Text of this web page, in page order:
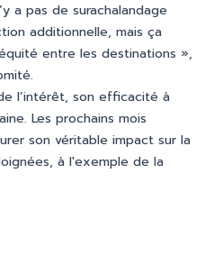
a pas de surachalandage
additionnelle, mais ça
entre les destinations »,
l’intérêt, son efficacité à
Les prochains mois
son véritable impact sur la
à l'exemple de la